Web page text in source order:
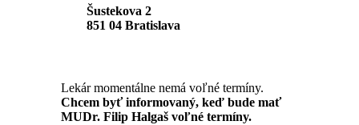
Šustekova 2
851 04 Bratislava
Lekár momentálne nemá voľné termíny.
Chcem byť informovaný, keď bude mať
MUDr. Filip Halgaš voľné termíny.